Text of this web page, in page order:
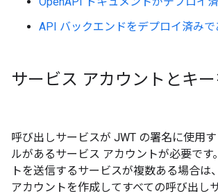
API バックエンドをデプロイ済みで
サービス アカウントとキ
呼び出しサービスが JWT の署名に使用
ルがあるサービス アカウントが必要です
トを送信するサービスが複数ある場合は
アカウントを作成してすべての呼び出し